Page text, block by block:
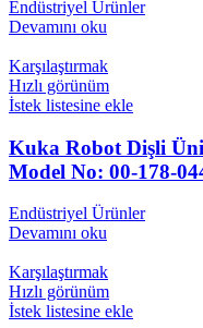
Endüstriyel Ürünler
Devamını oku
Karşılaştırmak
Hızlı görünüm
İstek listesine ekle
Kuka Robot Dişli
Model No: 00-178-
Endüstriyel Ürünler
Devamını oku
Karşılaştırmak
Hızlı görünüm
İstek listesine ekle